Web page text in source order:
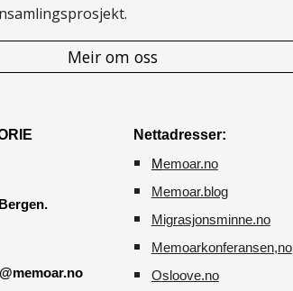
Meir om oss
Nettadresser:
Memoar.no
Memoar.blog
M igrasjonsminne.no
Memoarkonferansen,no
Osloove.no